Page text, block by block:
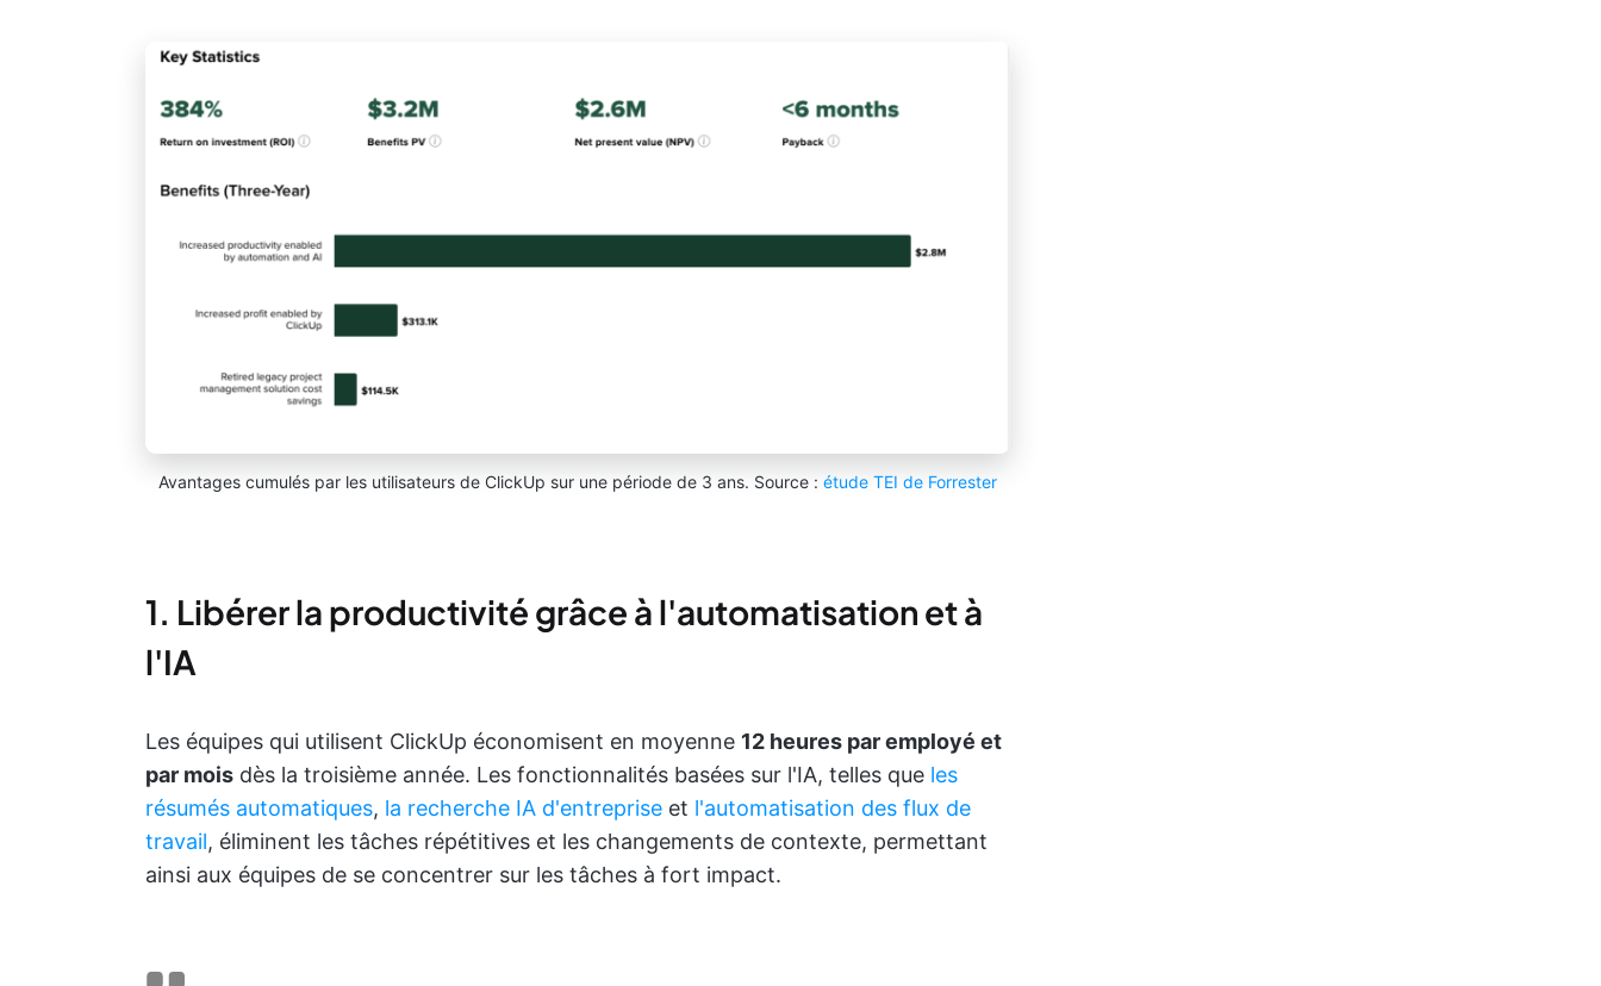
Avantages cumulés par les utilisateurs de ClickUp sur une période de 3 ans. Source : étude TEI de Forrester
1. Libérer la productivité grâce à l'automatisation et à
l'IA
Les équipes qui utilisent ClickUp économisent en moyenne 12 heures par employé et
par mois dès la troisième année. Les fonctionnalités basées sur l'IA, telles que les
résumés automatiques, la recherche IA d'entreprise et l'automatisation des flux de
travail, éliminent les tâches répétitives et les changements de contexte, permettant
ainsi aux équipes de se concentrer sur les tâches à fort impact.